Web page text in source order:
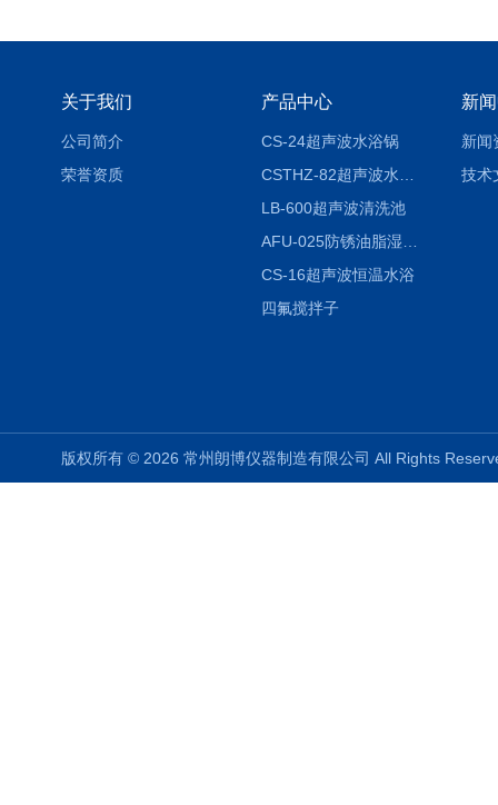
关于我们
公司简介
荣誉资质
产品中心
CS-24超声波水浴锅
LB-600超声波清洗池
CS-16超声波恒温水浴
四氟搅拌子
新
新闻
技术
版权所有 © 2026 常州朗博仪器制造有限公司 All Rights